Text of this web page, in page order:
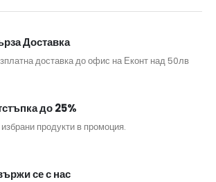
Доставка
доставка до офис на Еконт над 50лв
до 25%
продукти в промоция.
се с нас